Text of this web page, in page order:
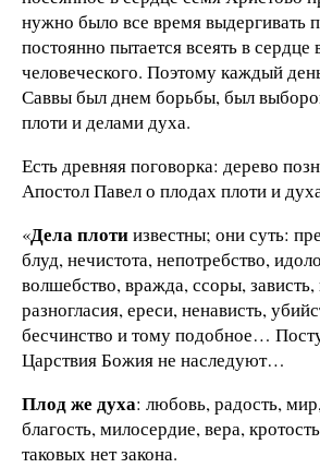
нужно было все время выдергивать
постоянно пытается всеять в сердце
человеческого. Поэтому каждый
Саввы был днем борьбы, был
плоти и делами духа.
Есть древняя поговорка: дерево
Апостол Павел о плодах плоти и
«Дела плотиизвестны; они суть:
блуд, нечистота, непотребство,
волшебство, вражда, ссоры, зависть,
разногласия, ереси, ненависть,
бесчинство и тому подобное…
Царствия Божия не наследуют…
Плод же духа: любовь, радость,
благость, милосердие, вера,
таковых нет закона.